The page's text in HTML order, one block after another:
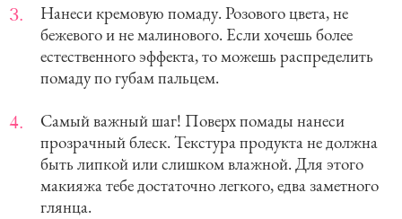
Нанеси кремовую помаду. Розового цвета, не
бежевого и не малинового. Если хочешь более
естественного эффекта, то можешь распределить
помаду по губам пальцем.
Самый важный шаг! Поверх помады нанеси
прозрачный блеск. Текстура продукта не должна
быть липкой или слишком влажной. Для этого
макияжа тебе достаточно легкого, едва заметного
глянца.